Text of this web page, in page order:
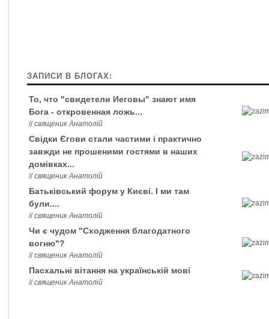
ЗАПИСИ В БЛОГАХ:
То, что "свидетели Иеговы" знают имя
Бога - откровенная ложь...
//священик Анатолій
Свідки Єгови стали частими і практично
завжди не прошеними гостями в наших
домівках...
//священик Анатолій
Батьківський форум у Києві. І ми там
були....
//священик Анатолій
Чи є чудом "Сходження благодатного
вогню"?
//священик Анатолій
Пасхальні вітання на українській мові
//священик Анатолій